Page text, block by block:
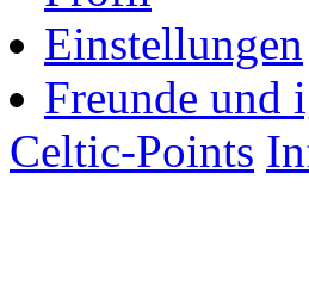
Einstellungen
Freunde und
Celtic-Points